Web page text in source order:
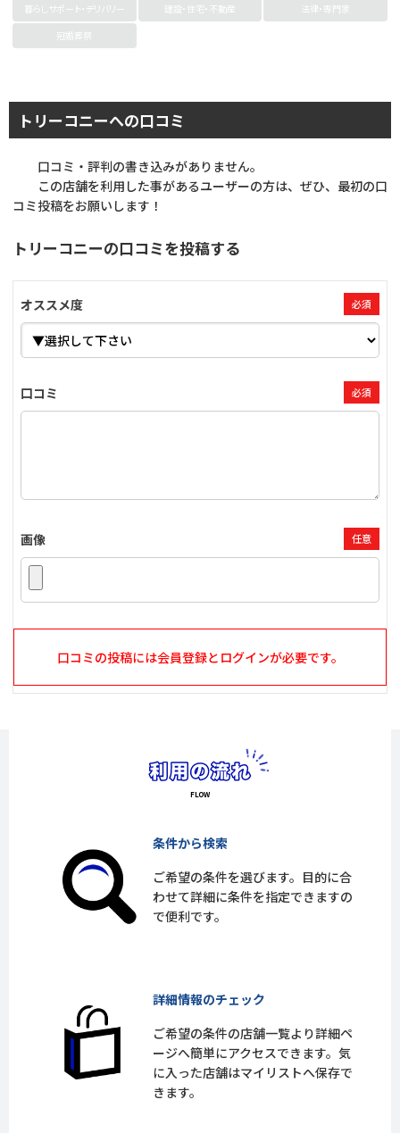
暮らしサポート・デリバリー
建設・住宅・不動産
法律・専門家
冠婚葬祭
トリーコニーへの口コミ
口コミ・評判の書き込みがありません。
この店舗を利用した事があるユーザーの方は、ぜひ、最初の口
コミ投稿をお願いします！
トリーコニーの口コミを投稿する
オススメ度 必須
口コミ 必須
画像 任意
口コミの投稿には会員登録とログインが必要です。
条件から検索
ご希望の条件を選びます。目的に合
わせて詳細に条件を指定できますの
で便利です。
詳細情報のチェック
ご希望の条件の店舗一覧より詳細ペ
ージへ簡単にアクセスできます。気
に入った店舗はマイリストへ保存で
きます。